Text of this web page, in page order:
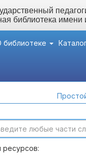
библиотека
библиотеке
ресурсов: